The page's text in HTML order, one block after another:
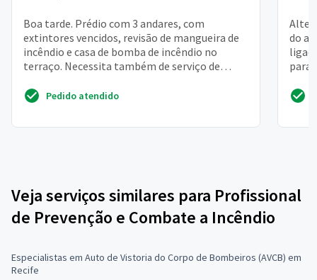
Boa tarde. Prédio com 3 andares, com
extintores vencidos, revisão de mangueira de
incêndio e casa de bomba de incêndio no
terraço. Necessita também de serviço de
Pedido atendido
do
Veja serviços similares para Profissional
de Prevenção e Combate a Incêndio
Especialistas em Auto de Vistoria do Corpo de Bombeiros (AVCB) em
Recife